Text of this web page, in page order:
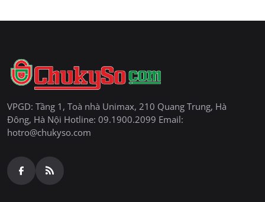
VPGD: Tầng 1, Toà nhà Unimax, 210 Quang Trung, Hà
Đông, Hà Nội Hotline: 09.1900.2099 Email:
hotro@chukyso.com